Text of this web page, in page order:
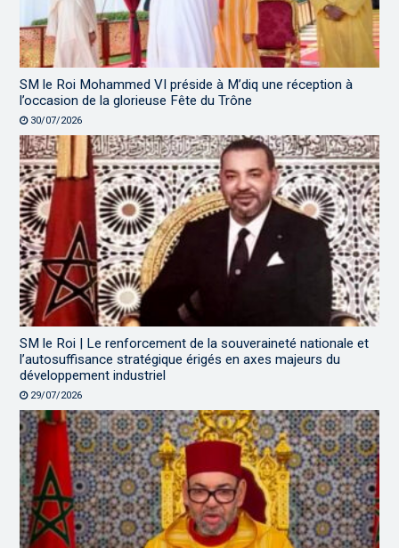
SM le Roi Mohammed VI préside à M’diq une réception à
l’occasion de la glorieuse Fête du Trône
30/07/2026
SM le Roi | Le renforcement de la souveraineté nationale et
l’autosuffisance stratégique érigés en axes majeurs du
développement industriel
29/07/2026